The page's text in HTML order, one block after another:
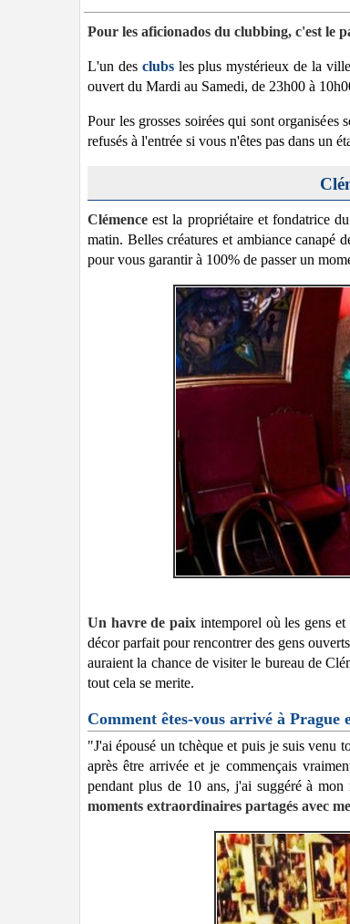
Pour les aficionados du clubbing, c'est le
L'un des clubsles plus mystérieux de la
ouvert du Mardi au Samedi, de 23h00 à
Pour les grosses soirées qui sont
refusés à l'entrée si vous n'êtes pas dans un
Clémence est la propriétaire et fondatrice
matin. Belles créatures et ambiance canapé
pour vous garantir à 100% de passer un
Un havre de paix intemporel où les gens
décor parfait pour rencontrer des gens
auraient la chance de visiter le bureau de
tout cela se merite.
Comment êtes-vous arrivé à Prague
"J'ai épousé un tchèque et puis je suis venu
après être arrivée et je commençais
pendant plus de 10 ans, j'ai suggéré à
moments extraordinaires partagés avec